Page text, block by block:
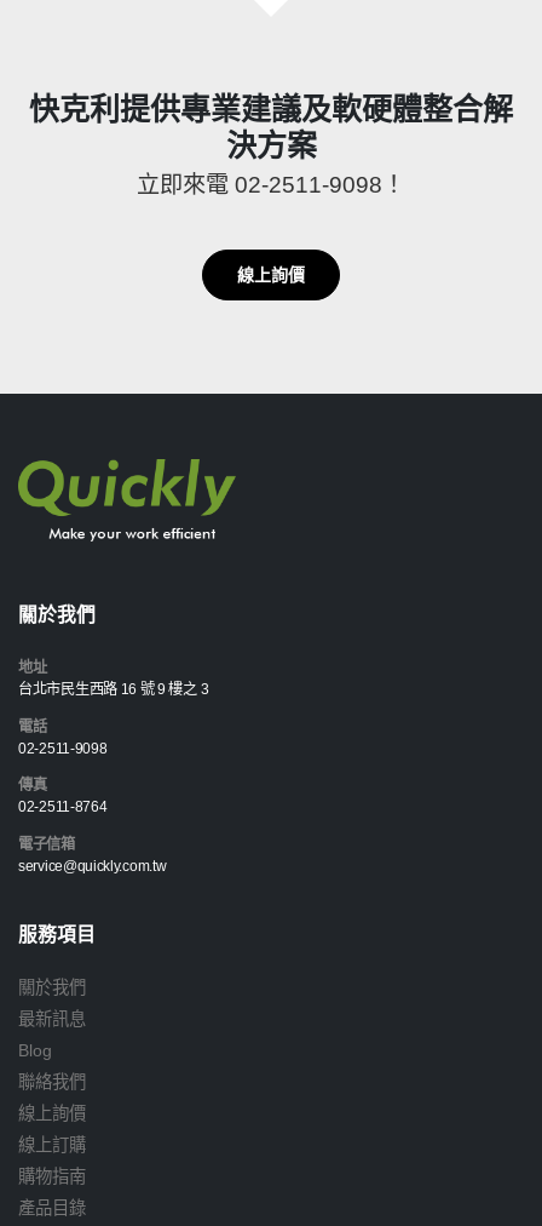
快克利提供專業建議及軟硬體整合解
決方案
立即來電 02-2511-9098！
線上詢價
關於我們
地址
台北市民生西路 16 號 9 樓之 3
電話
02-2511-9098
傳真
02-2511-8764
電子信箱
service@quickly.com.tw
服務項目
關於我們
最新訊息
Blog
聯絡我們
線上詢價
線上訂購
購物指南
產品目錄